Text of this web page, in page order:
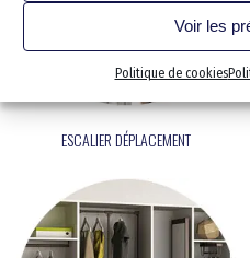
Voir les
Politique de cookies
ESCALIER DÉPLACEMENT